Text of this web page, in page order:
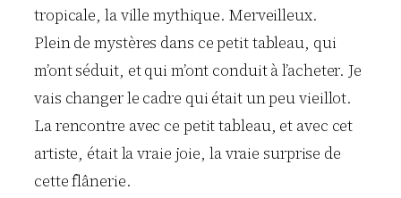
tropicale, la ville mythique. Merveilleux.
Plein de mystères dans ce petit tableau, qui
m’ont séduit, et qui m’ont conduit à l’acheter. Je
vais changer le cadre qui était un peu vieillot.
La rencontre avec ce petit tableau, et avec cet
artiste, était la vraie joie, la vraie surprise de
cette flânerie.